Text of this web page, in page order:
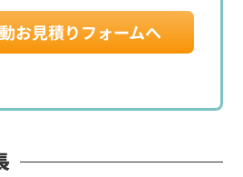
(税別)
&イヤホン
お見積りフォームへ